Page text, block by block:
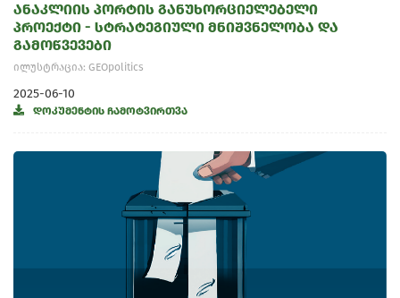
ანაკლიის პორტის განუხორციელებელი
პროექტი - სტრატეგიული მნიშვნელობა და
გამოწვევები
ილუსტრაცია: GEOpolitics
2025-06-10
დოკუმენტის ჩამოტვირთვა